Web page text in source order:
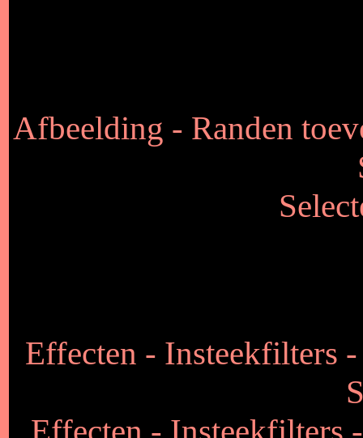
Afbeelding - Randen
Effecten - Insteekfilters